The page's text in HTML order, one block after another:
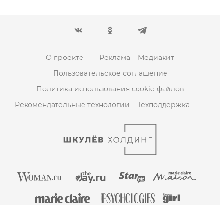
О проекте Реклама
Медиакит
Пользовательское соглашение
Политика использования cookie-файлов
Рекомендательные технологии
Техподдержка